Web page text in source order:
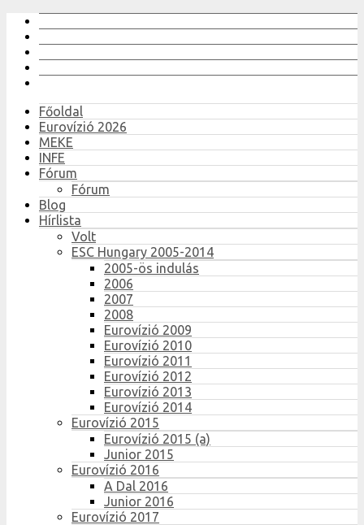
Főoldal
Eurovízió 2026
MEKE
INFE
Fórum
Fórum
Blog
Hírlista
Volt
ESC Hungary 2005-2014
2005-ös indulás
2006
2007
2008
Eurovízió 2009
Eurovízió 2010
Eurovízió 2011
Eurovízió 2012
Eurovízió 2013
Eurovízió 2014
Eurovízió 2015
Eurovízió 2015 (a)
Junior 2015
Eurovízió 2016
A Dal 2016
Junior 2016
Eurovízió 2017